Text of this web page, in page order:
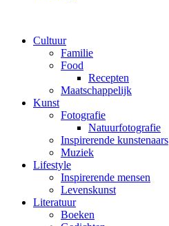
Cultuur
Familie
Food
Recepten
Maatschappelijk
Kunst
Fotografie
Natuurfotografie
Inspirerende kunstenaars
Muziek
Lifestyle
Inspirerende mensen
Levenskunst
Literatuur
Boeken